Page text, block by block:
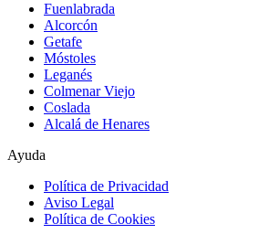
Fuenlabrada
Alcorcón
Getafe
Móstoles
Leganés
Colmenar Viejo
Coslada
Alcalá de Henares
Ayuda
Política de Privacidad
Aviso Legal
Política de Cookies